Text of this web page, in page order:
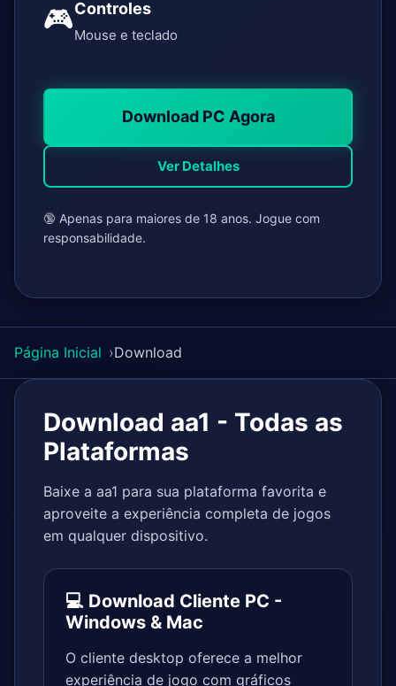
🎮Controles
Mouse e teclado
Download PC Agora
Ver Detalhes
🔞 Apenas para maiores de 18 anos. Jogue com
responsabilidade.
Página Inicial Download
Download aa1 - Todas as
Plataformas
Baixe a aa1 para sua plataforma favorita e
aproveite a experiência completa de jogos
em qualquer dispositivo.
💻 Download Cliente PC -
Windows & Mac
O cliente desktop oferece a melhor
experiência de jogo com gráficos